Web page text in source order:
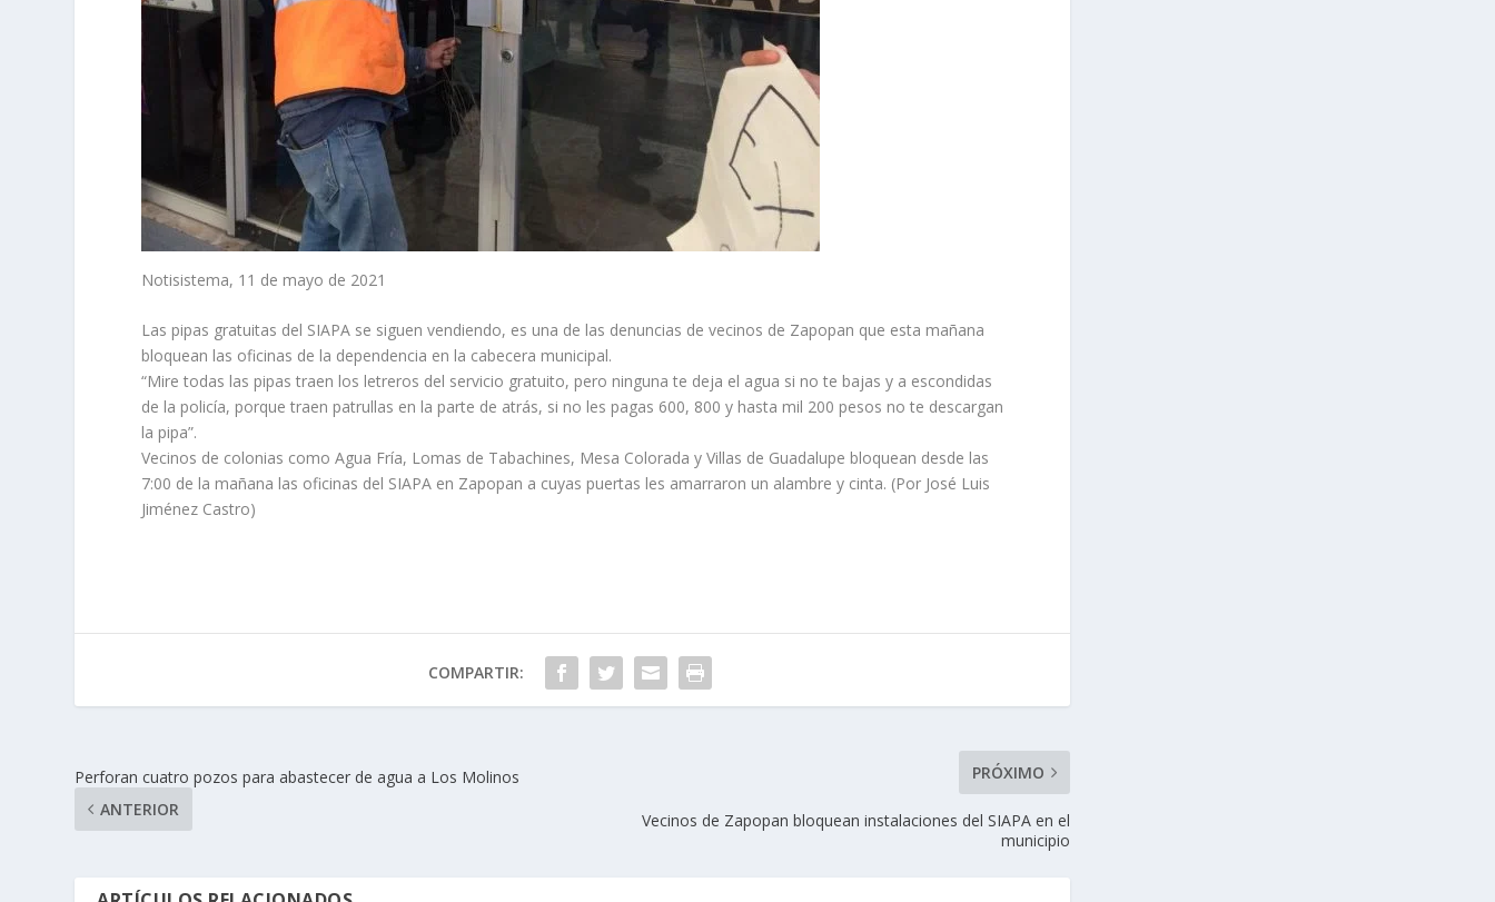
Notisistema, 11 de mayo de 2021
Las pipas gratuitas del SIAPA se siguen vendiendo, es una de las denuncias de vecinos de Zapopan que esta mañana
bloquean las oficinas de la dependencia en la cabecera municipal.
“Mire todas las pipas traen los letreros del servicio gratuito, pero ninguna te deja el agua si no te bajas y a escondidas
de la policía, porque traen patrullas en la parte de atrás, si no les pagas 600, 800 y hasta mil 200 pesos no te descargan
la pipa”.
Vecinos de colonias como Agua Fría, Lomas de Tabachines, Mesa Colorada y Villas de Guadalupe bloquean desde las
7:00 de la mañana las oficinas del SIAPA en Zapopan a cuyas puertas les amarraron un alambre y cinta. (Por José Luis
Jiménez Castro)
COMPARTIR:
Perforan cuatro pozos para abastecer de agua a Los Molinos
ANTERIOR
PRÓXIMO
Vecinos de Zapopan bloquean instalaciones del SIAPA en el
municipio